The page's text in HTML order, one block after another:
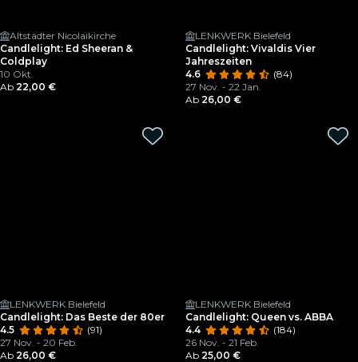
Altstädter Nicolaikirche
Candlelight: Ed Sheeran &
Coldplay
10 Okt.
Ab 22,00 €
LENKWERK Bielefeld
Candlelight: Vivaldis Vier
Jahreszeiten
4.6
(84)
27 Nov. - 22 Jan.
Ab 26,00 €
LENKWERK Bielefeld
Candlelight: Das Beste der 80er
4.5
(91)
27 Nov. - 20 Feb.
Ab 26,00 €
LENKWERK Bielefeld
Candlelight: Queen vs. ABBA
4.4
(184)
26 Nov. - 21 Feb.
Ab 25,00 €